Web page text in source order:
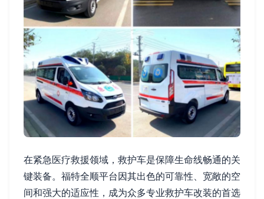
在紧急医疗救援领域，救护车是保障生命线畅通的关
键装备。福特全顺平台因其出色的可靠性、宽敞的空
间和强大的适应性，成为众多专业救护车改装的首选